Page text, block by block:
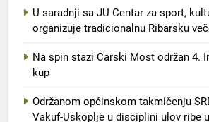
U saradnji sa JU Centar za sport,
organizuje tradicionalnu Ribarsku
Na spin stazi Carski Most održan 4.
kup
Održanom općinskom takmičenju
Vakuf-Uskoplje u disciplini ulov ribe